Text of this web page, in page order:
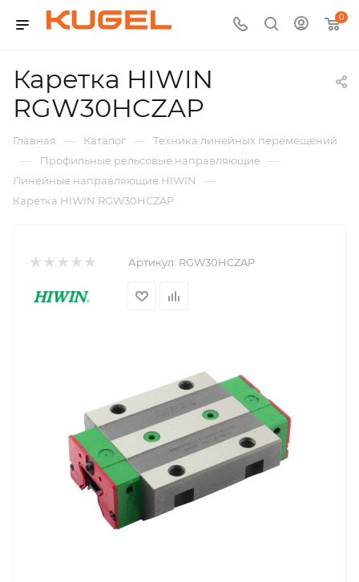
0
Каретка HIWIN
RGW30HCZAP
Главная — Каталог — Техника линейных перемещений
— Профильные рельсовые направляющие —
Линейные направляющие HIWIN —
Каретка HIWIN RGW30HCZAP
Артикул: RGW30HCZAP